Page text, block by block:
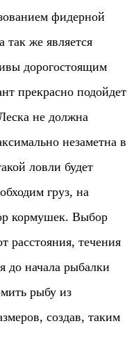
фидерной
так же является
дорогостоящим
прекрасно подойдет
не должна
незаметна в
ловли будет
груз, на
кормушек. Выбор
расстояния, течения
до начала рыбалки
рыбу из
создав, таким